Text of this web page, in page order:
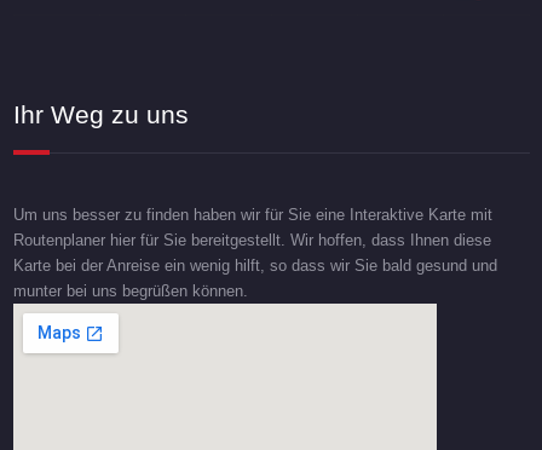
Ihr Weg zu uns
Um uns besser zu finden haben wir für Sie eine Interaktive Karte mit
Routenplaner hier für Sie bereitgestellt. Wir hoffen, dass Ihnen diese
Karte bei der Anreise ein wenig hilft, so dass wir Sie bald gesund und
munter bei uns begrüßen können.